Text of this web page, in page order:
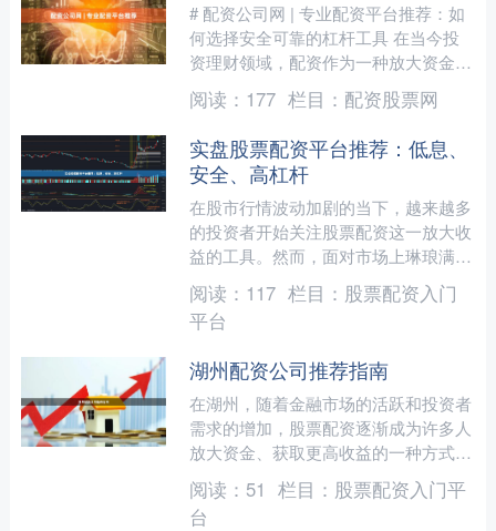
# 配资公司网 | 专业配资平台推荐：如
何选择安全可靠的杠杆工具 在当今投
资理财领域，配资作为一种放大资金使
用效率的方式，正受到越来越多投资者
的关注。然而，面对....
阅读： 177 栏目： 配资股票网
实盘股票配资平台推荐：低息、
安全、高杠杆
在股市行情波动加剧的当下，越来越多
的投资者开始关注股票配资这一放大收
益的工具。然而，面对市场上琳琅满目
的配资平台，如何挑选一家兼具低息、
安全与高杠杆优势的实盘平....
阅读： 117 栏目： 股票配资入门
平台
湖州配资公司推荐指南
在湖州，随着金融市场的活跃和投资者
需求的增加，股票配资逐渐成为许多人
放大资金、获取更高收益的一种方式。
然而，面对市场上众多的配资公司，如
何挑选一家正规、安全、服....
阅读： 51 栏目： 股票配资入门平
台